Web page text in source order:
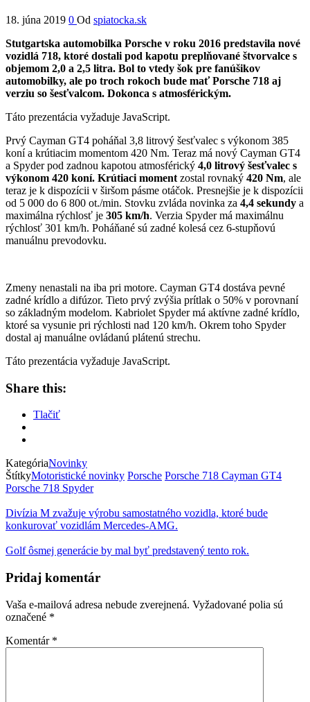
18. júna 2019 0 Od spiatocka.sk
Stutgartska automobilka Porsche v roku 2016 predstavila nové
vozidlá 718, ktoré dostali pod kapotu preplňované štvorvalce s
objemom 2,0 a 2,5 litra. Bol to vtedy šok pre fanúšikov
automobilky, ale po troch rokoch bude mať Porsche 718 aj
verziu so šesťvalcom. Dokonca s atmosférickým.
Táto prezentácia vyžaduje JavaScript.
Prvý Cayman GT4 poháňal 3,8 litrový šesťvalec s výkonom 385
koní a krútiacim momentom 420 Nm. Teraz má nový Cayman GT4
a Spyder pod zadnou kapotou atmosférický 4,0 litrový šesťvalec s
výkonom 420 koní. Krútiaci moment zostal rovnaký 420 Nm, ale
teraz je k dispozícii v širšom pásme otáčok. Presnejšie je k dispozícii
od 5 000 do 6 800 ot./min. Stovku zvláda novinka za 4,4 sekundy a
maximálna rýchlosť je 305 km/h. Verzia Spyder má maximálnu
rýchlosť 301 km/h. Poháňané sú zadné kolesá cez 6-stupňovú
manuálnu prevodovku.
Zmeny nenastali na iba pri motore. Cayman GT4 dostáva pevné
zadné krídlo a difúzor. Tieto prvý zvýšia prítlak o 50% v porovnaní
so základným modelom. Kabriolet Spyder má aktívne zadné krídlo,
ktoré sa vysunie pri rýchlosti nad 120 km/h. Okrem toho Spyder
dostal aj manuálne ovládanú plátenú strechu.
Táto prezentácia vyžaduje JavaScript.
Share this:
Tlačiť
KategóriaNovinky
ŠtítkyMotoristické novinky Porsche Porsche 718 Cayman GT4
Porsche 718 Spyder
Divízia M zvažuje výrobu samostatného vozidla, ktoré bude
konkurovať vozidlám Mercedes-AMG.
Golf ôsmej generácie by mal byť predstavený tento rok.
Pridaj komentár
Vaša e-mailová adresa nebude zverejnená. Vyžadované polia sú
označené *
Komentár *